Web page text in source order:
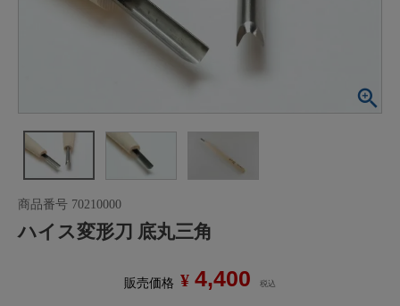
商品番号 70210000
ハイス変形刀 底丸三角
販売価格 ¥ 4,400 税込